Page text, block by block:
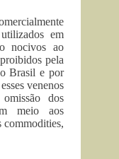
em
nocivos ao
pela
Brasil e por
venenos
dos
meio aos
commodities,